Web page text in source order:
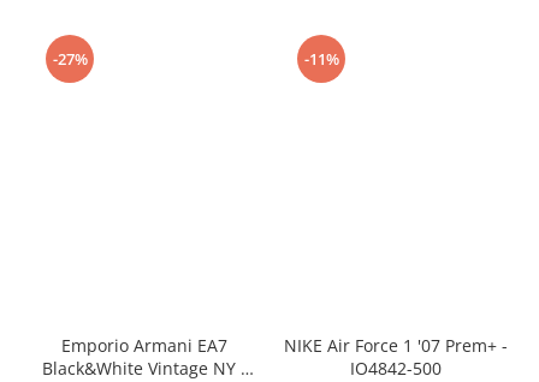
-27%
Emporio Armani EA7
Black&White Vintage NY -
-11%
NIKE Air Force 1 '07 Prem+ -
IO4842-500